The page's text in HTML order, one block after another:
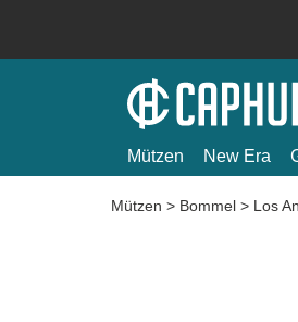
Mützen New Era
Mützen > Bommel > Los